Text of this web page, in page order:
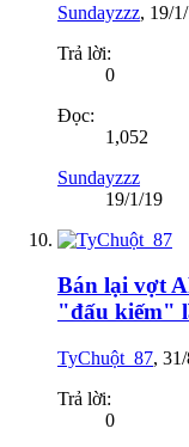
Sundayzzz, 19/
Trả lời:
0
Đọc:
1,052
Sundayzzz
19/1/19
Bán lại vợt
"đấu kiếm"
TyChuột_87,
Trả lời:
0